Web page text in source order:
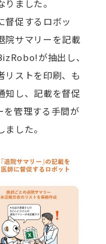
ました。
督促するロボッ
院サマリーを記載
が抽出し、
リストを印刷、も
知し、記載を督促
を管理する手間が
した。